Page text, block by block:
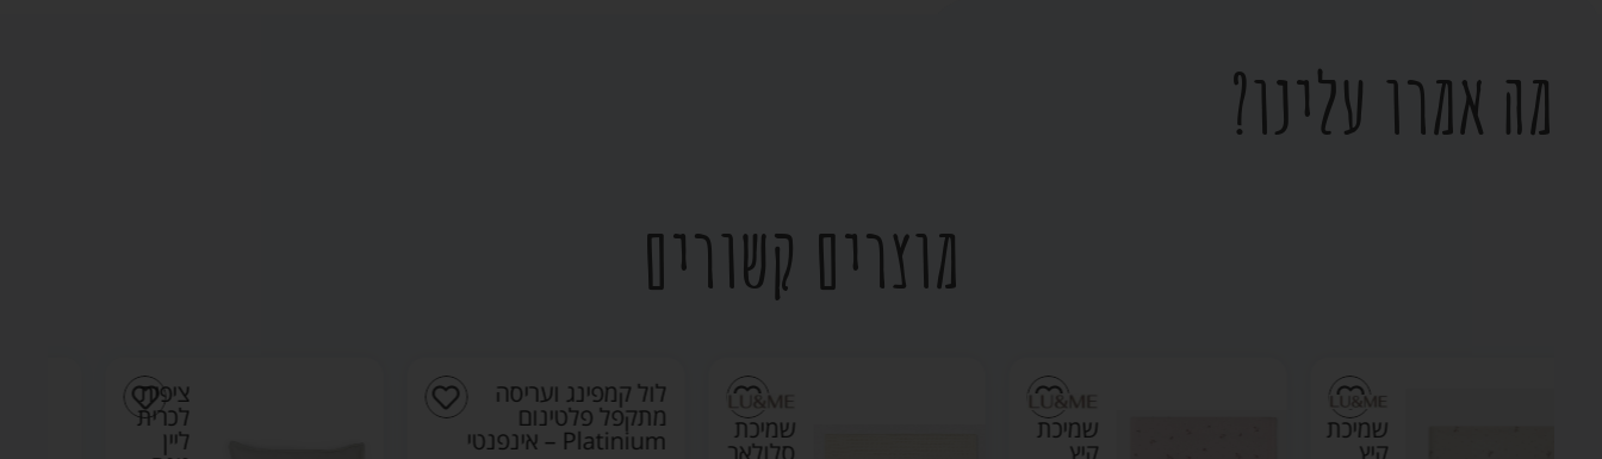
מה אמרו עלינו?
מוצרים קשורים
שמיכת שמיכת
לול קמפינג ועריסה
מתקפל פלטינום
ציפית
לכרית
ציפית
לכרית